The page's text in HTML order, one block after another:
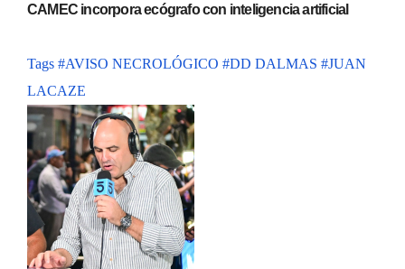
CAMEC incorpora ecógrafo con inteligencia artificial
Tags #AVISO NECROLÓGICO #DD DALMAS #JUAN
LACAZE